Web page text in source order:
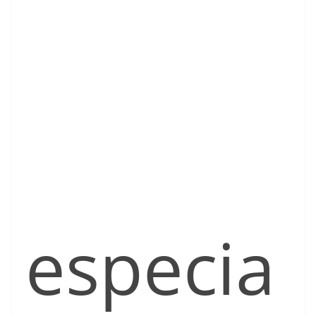
especia